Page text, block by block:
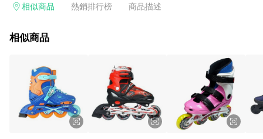
電玩/遊戲/相機/單眼/鏡頭/拍立得 [2024/6/1起適用] -內接硬
的購回饋活動享Yahoo超贈點回饋者 - 購物中心商店之商品：商
3. 訂單回饋金額將扣除運費/購物金/超贈點/福利金/紅利折抵/折
價券等虛擬貨幣折抵 4. 大宗採購或批發轉賣不具回饋資格： 如
有相關事證認定您為大宗採購、批發轉賣而非最終消費使用者，
相關認定以Yahoo購物中心之認定為準
相似商品 熱銷排行榜 商品描述
相似商品